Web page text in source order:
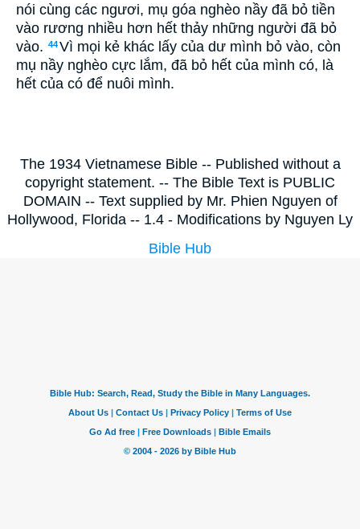
nói cùng các ngươi, mụ góa nghèo nầy đã bỏ tiền
vào rương nhiều hơn hết thảy những người đã bỏ
vào. 44Vì mọi kẻ khác lấy của dư mình bỏ vào, còn
mụ nầy nghèo cực lắm, đã bỏ hết của mình có, là
hết của có để nuôi mình.
The 1934 Vietnamese Bible -- Published without a
copyright statement. -- The Bible Text is PUBLIC
DOMAIN -- Text supplied by Mr. Phien Nguyen of
Hollywood, Florida -- 1.4 - Modifications by Nguyen Ly
Bible Hub